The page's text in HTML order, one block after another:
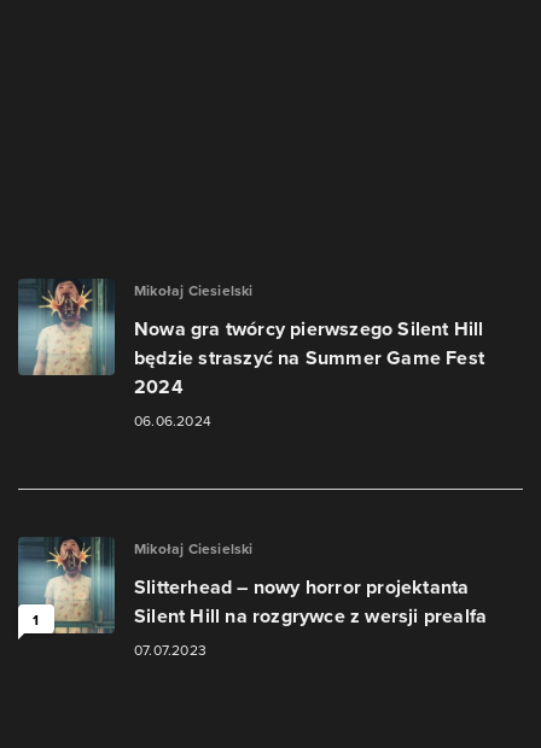
Mikołaj Ciesielski
Nowa gra twórcy pierwszego Silent Hill
będzie straszyć na Summer Game Fest
2024
06.06.2024
1
Mikołaj Ciesielski
Slitterhead – nowy horror projektanta
Silent Hill na rozgrywce z wersji prealfa
07.07.2023